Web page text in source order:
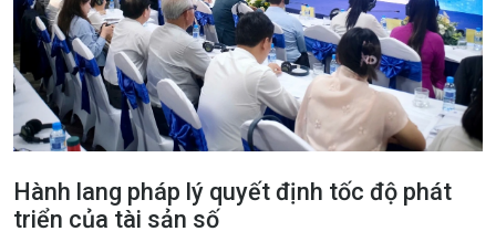
Hành lang pháp lý quyết định tốc độ phát
triển của tài sản số